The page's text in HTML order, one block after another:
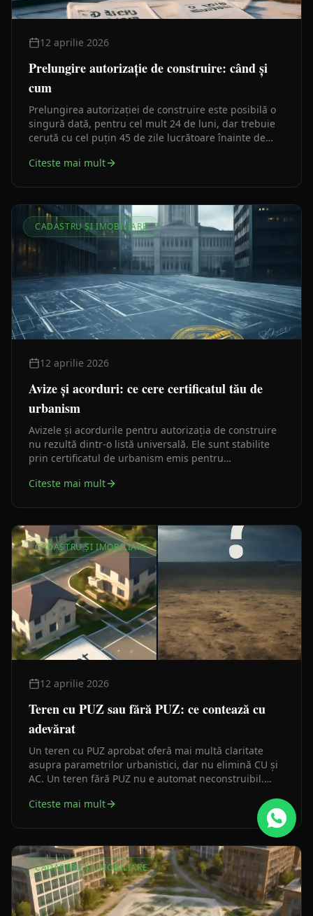
12 aprilie 2026
Prelungire autorizație de construire: când și
cum
Prelungirea autorizației de construire este posibilă o
singură dată, pentru cel mult 24 de luni, dar trebuie
cerută cu cel puțin 45 de zile lucrătoare înainte de
Citeste mai mult
CADASTRU ȘI IMOBILIARE
12 aprilie 2026
Avize și acorduri: ce cere certificatul tău de
urbanism
Avizele și acordurile pentru autorizația de construire
nu rezultă dintr-o listă universală. Ele sunt stabilite
prin certificatul de urbanism emis pentru
îți economisește timp și bani încă din prima zi.
Citeste mai mult
CADASTRU ȘI IMOBILIARE
12 aprilie 2026
Teren cu PUZ sau fără PUZ: ce contează cu
adevărat
Un teren cu PUZ aprobat oferă mai multă claritate
asupra parametrilor urbanistici, dar nu elimină CU și
AC. Un teren fără PUZ nu e automat neconstruibil.
Citeste mai mult
CADASTRU ȘI IMOBILIARE